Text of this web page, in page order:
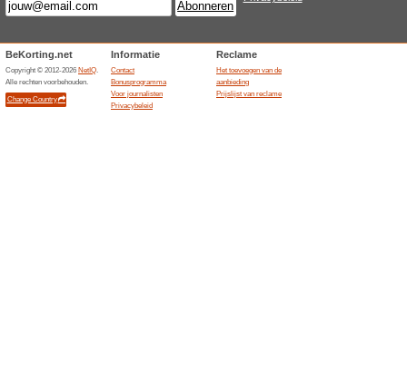
100% het werkte
De solini Puzzle Berufswelt
4,99 tegenover een